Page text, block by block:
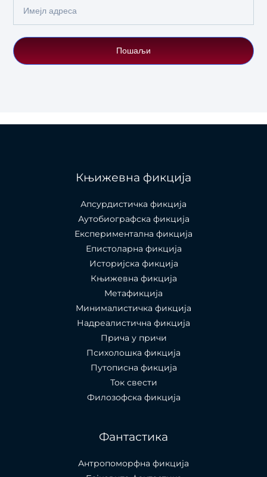
Пошаљи
Књижевна фикција
Апсурдистичка фикција
Аутобиографска фикција
Експериментална фикција
Епистоларна фикција
Историјска фикција
Књижевна фикција
Метафикција
Минималистичка фикција
Надреалистична фикција
Прича у причи
Психолошкa фикција
Путописна фикција
Ток свести
Филозофска фикција
Фантастика
Антропоморфна фикција